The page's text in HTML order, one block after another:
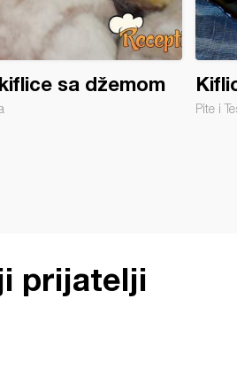
sa džemom
Pite i
prijatelji